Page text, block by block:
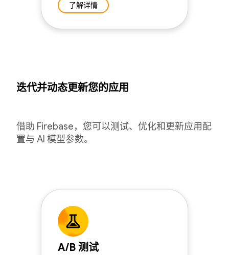
了解详情
迭代并动态更新您的应用
借助 Firebase，您可以测试、优化和更新应用配
置与 AI 模型参数。
A/B 测试